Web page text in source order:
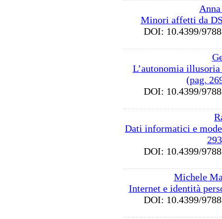
Minori affetti da
DOI: 10.4399/
L’autonomia
(pag.
DOI: 10.4399/
Dati informatici e
DOI: 10.4399/
Michele
Internet e identità
DOI: 10.4399/